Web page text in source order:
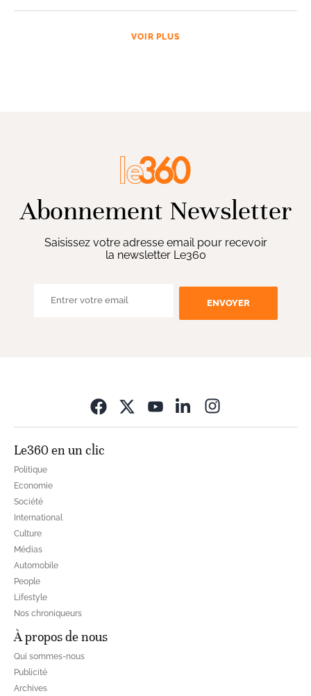
VOIR PLUS
Abonnement Newsletter
Saisissez votre adresse email pour recevoir
la newsletter Le360
ENVOYER
Le360 en un clic
Politique
Economie
Société
International
Culture
Médias
Automobile
People
Lifestyle
Nos chroniqueurs
À propos de nous
Qui sommes-nous
Publicité
Archives